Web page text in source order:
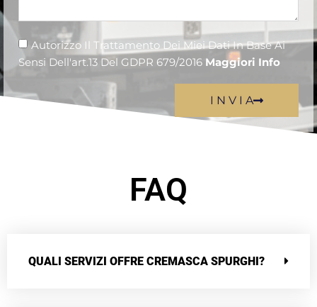
Autorizzo Il Trattamento Dei Miei Dati In Base Ai
Sensi Dell'art.13 Del GDPR 679/2016 Maggiori Info
I N V I A
FAQ
QUALI SERVIZI OFFRE CREMASCA SPURGHI?